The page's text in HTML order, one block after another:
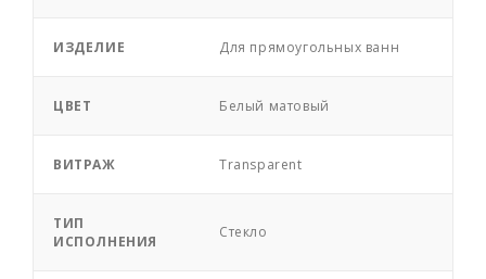
ИЗДЕЛИЕ Для прямоугольных ванн
ЦВЕТ Белый матовый
ВИТРАЖ Transparent
ТИП
ИСПОЛНЕНИЯ
Стекло